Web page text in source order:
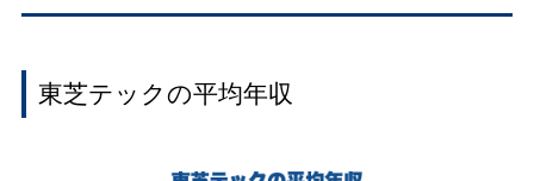
東芝テックの平均年収